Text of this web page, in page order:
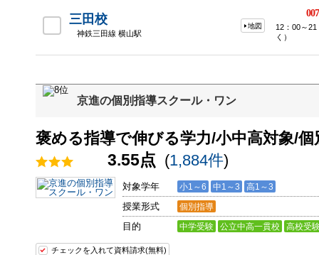
三田校
神鉄三田線 横山駅
地図
12：00～
く）
京進の個別指導スクール・ワン
褒める指導で伸びる学力/小中高対象/
3.55点 (1,884件)
対象学年 小1～6 中1～3 高1～3
授業形式 個別指導
目的 中学受験 公立中高一貫校 高校受
チェックを入れて資料請求(無料)